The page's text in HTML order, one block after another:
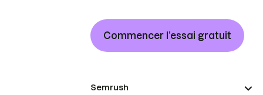
Commencer l’essai gratuit
Semrush